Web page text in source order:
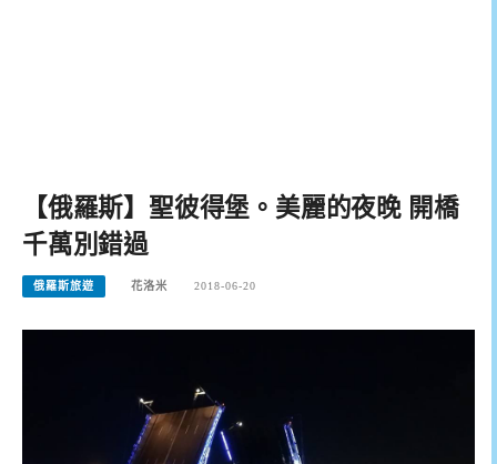
【俄羅斯】聖彼得堡。美麗的夜晚 開橋
千萬別錯過
俄羅斯旅遊 花洛米 2018-06-20